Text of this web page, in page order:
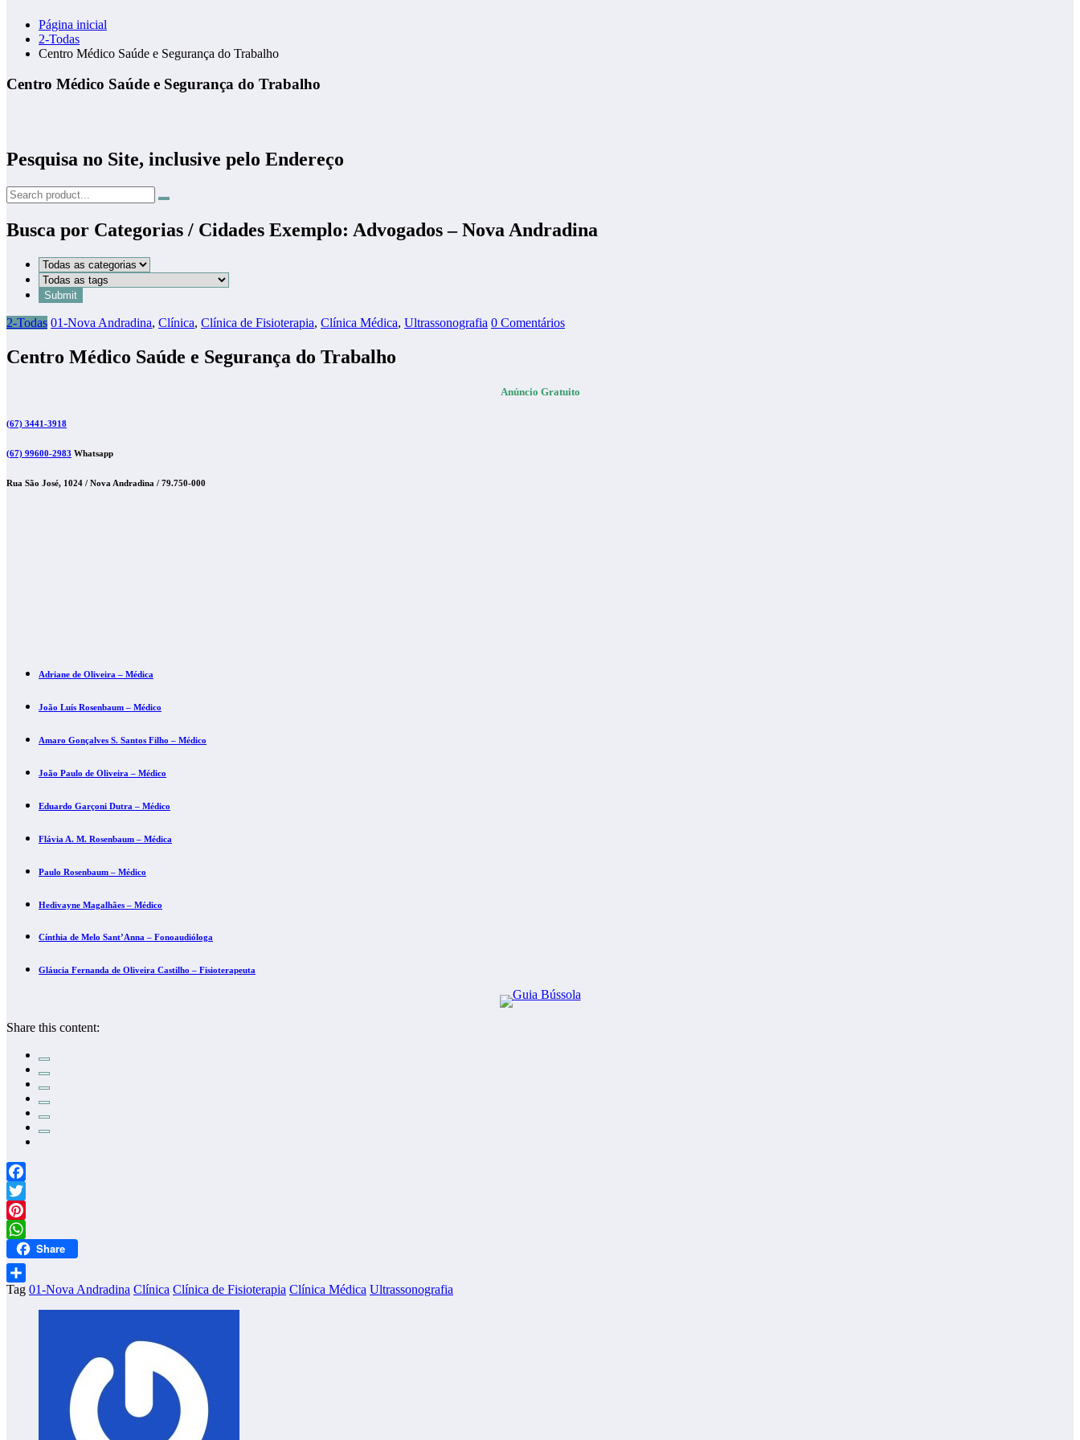
Página inicial
2-Todas
Centro Médico Saúde e Segurança do Trabalho
Centro Médico Saúde e Segurança do Trabalho
Pesquisa no Site, inclusive pelo Endereço
Busca por Categorias / Cidades Exemplo: Advogados – Nova Andradina
2-Todas 01-Nova Andradina, Clínica, Clínica de Fisioterapia, Clínica Médica, Ultrassonografia 0 Comentários
Centro Médico Saúde e Segurança do Trabalho
Anúncio Gratuito
(67) 3441-3918
(67) 99600-2983 Whatsapp
Rua São José, 1024 / Nova Andradina / 79.750-000
Adriane de Oliveira – Médica
João Luís Rosenbaum – Médico
Amaro Gonçalves S. Santos Filho – Médico
João Paulo de Oliveira – Médico
Eduardo Garçoni Dutra – Médico
Flávia A. M. Rosenbaum – Médica
Paulo Rosenbaum – Médico
Hedivayne Magalhães – Médico
Cínthia de Melo Sant’Anna – Fonoaudióloga
Gláucia Fernanda de Oliveira Castilho – Fisioterapeuta
Share this content:
Facebook
Twitter
Pinterest
WhatsApp
Share
Share
Tag 01-Nova Andradina Clínica Clínica de Fisioterapia Clínica Médica Ultrassonografia